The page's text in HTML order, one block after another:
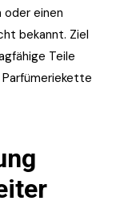
oder einen
bekannt. Ziel
Teile